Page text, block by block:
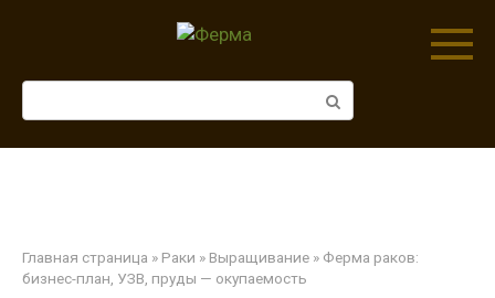
Главная страница » Раки » Выращивание » Ферма раков:
бизнес-план, УЗВ, пруды — окупаемость